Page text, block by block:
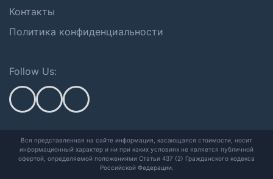
Контакты
Политика конфиденциальности
Follow Us:
Вся представленная на сайте информация, касающаяся стоимости, носит
информационный характер и ни при каких условиях не является публичной
офертой, определяемой положениями Статьи 437 (2) Гражданского кодекса
Российской Федерации.